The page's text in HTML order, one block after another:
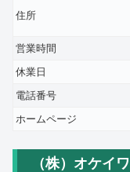
住所
営業時間
休業日
電話番号
ホームページ
（株）オケイワ